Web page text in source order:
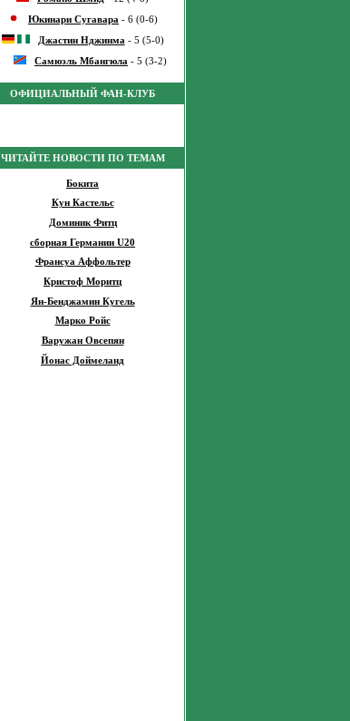
Юкинари Сугавара - 6 (0-6)
Джастин Нджинма - 5 (5-0)
Самюэль Мбангюла - 5 (3-2)
ОФИЦИАЛЬНЫЙ ФАН-КЛУБ
ЧИТАЙТЕ НОВОСТИ ПО ТЕМАМ
Бокита
Кун Кастельс
Доминик Фитц
сборная Германии U20
Франсуа Аффольтер
Кристоф Моритц
Ян-Бенджамин Кугель
Марко Ройс
Варужан Овсепян
Йонас Доймеланд